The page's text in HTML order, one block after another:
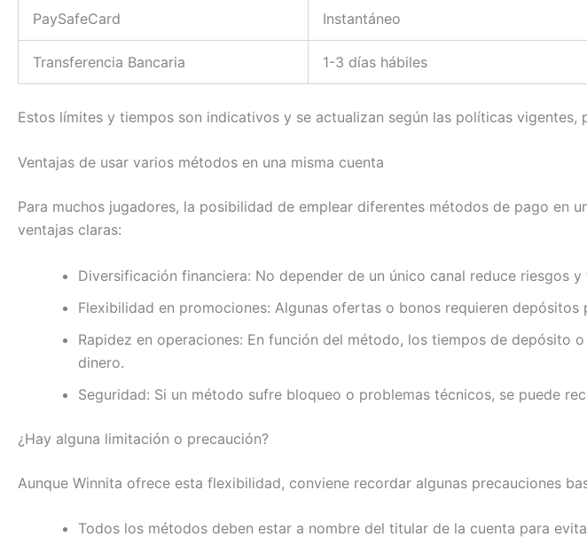
PaySafeCard Instantáneo
Transferencia Bancaria 1-3 días hábiles
Estos límites y tiempos son indicativos y se actualizan según las políticas
Ventajas de usar varios métodos en una misma cuenta
Para muchos jugadores, la posibilidad de emplear diferentes métodos de pago en
ventajas claras:
Diversificación financiera: No depender de un único canal reduce riesgos
Flexibilidad en promociones: Algunas ofertas o bonos requieren
Rapidez en operaciones: En función del método, los tiempos de
dinero.
Seguridad: Si un método sufre bloqueo o problemas técnicos, se puede
¿Hay alguna limitación o precaución?
Aunque Winnita ofrece esta flexibilidad, conviene recordar algunas precauciones
Todos los métodos deben estar a nombre del titular de la cuenta para